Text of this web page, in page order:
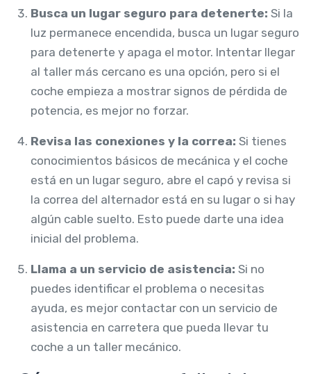
Busca un lugar seguro para detenerte: Si la
luz permanece encendida, busca un lugar seguro
para detenerte y apaga el motor. Intentar llegar
al taller más cercano es una opción, pero si el
coche empieza a mostrar signos de pérdida de
potencia, es mejor no forzar.
Revisa las conexiones y la correa: Si tienes
conocimientos básicos de mecánica y el coche
está en un lugar seguro, abre el capó y revisa si
la correa del alternador está en su lugar o si hay
algún cable suelto. Esto puede darte una idea
inicial del problema.
Llama a un servicio de asistencia: Si no
puedes identificar el problema o necesitas
ayuda, es mejor contactar con un servicio de
asistencia en carretera que pueda llevar tu
coche a un taller mecánico.